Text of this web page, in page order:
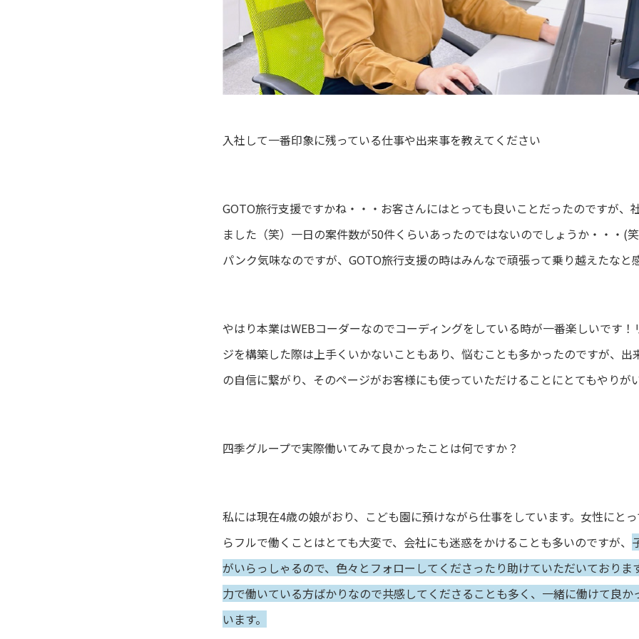
入社して一番印象に残っている仕事や出来事を教えてください
GOTO旅行支援ですかね・・・お客さんにはとっても良いことだったのですが、
ました（笑）一日の案件数が50件くらいあったのではないのでしょうか・・・(
パンク気味なのですが、GOTO旅行支援の時はみんなで頑張って乗り越えたなと
やはり本業はWEBコーダーなのでコーディングをしている時が一番楽しいです
ジを構築した際は上手くいかないこともあり、悩むことも多かったのですが、出
の自信に繋がり、そのページがお客様にも使っていただけることにとてもやりが
四季グループで実際働いてみて良かったことは何ですか？
私には現在4歳の娘がおり、こども園に預けながら仕事をしています。女性にと
らフルで働くことはとても大変で、会社にも迷惑をかけることも多いのですが、
がいらっしゃるので、色々とフォローしてくださったり助けていただいておりま
力で働いている方ばかりなので共感してくださることも多く、一緒に働けて良
います。